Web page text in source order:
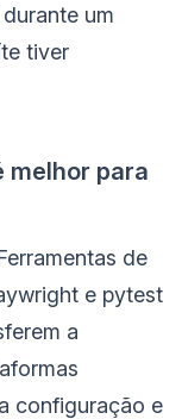
um
tiver
melhor para
de
e pytest
a
configuração e